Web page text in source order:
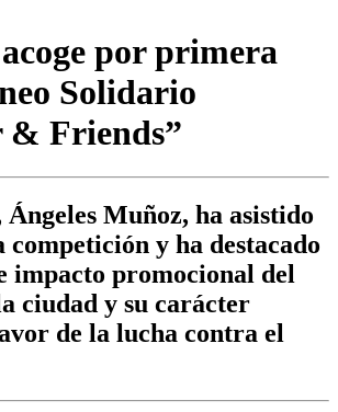
por primera
Solidario
& Friends”
Ángeles Muñoz, ha asistido
y ha destacado
impacto promocional del
ciudad y su carácter
de la lucha contra el